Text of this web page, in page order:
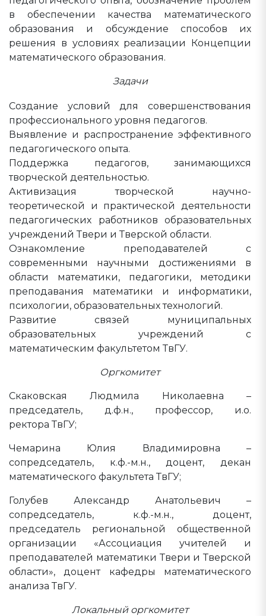
в обеспечении качества математического
образования и обсуждение способов их
решения в условиях реализации Концепции
математического образования.
Задачи
Создание условий для совершенствования
профессионального уровня педагогов.
Выявление и распространение эффективного
педагогического опыта.
Поддержка педагогов, занимающихся
творческой деятельностью.
Активизация творческой научно-
теоретической и практической деятельности
педагогических работников образовательных
учреждений Твери и Тверской области.
Ознакомление преподавателей с
современными научными достижениями в
области математики, педагогики, методики
преподавания математики и информатики,
психологии, образовательных технологий.
Развитие связей муниципальных
образовательных учреждений с
математическим факультетом ТвГУ.
Оргкомитет
Скаковская Людмила Николаевна –
председатель, д.ф.н., профессор, и.о.
ректора ТвГУ;
Чемарина Юлия Владимировна –
сопредседатель, к.ф.-м.н., доцент, декан
математического факультета ТвГУ;
Голубев Александр Анатольевич –
сопредседатель, к.ф.-м.н., доцент,
председатель региональной общественной
организации «Ассоциация учителей и
преподавателей математики Твери и Тверской
области», доцент кафедры математического
анализа ТвГУ.
Локальный оргкомитет